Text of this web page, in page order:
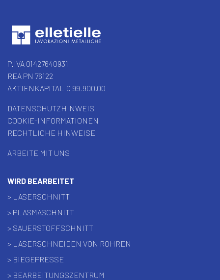
P.IVA 01427640931
REA PN 76122
AKTIENKAPITAL € 99.900,00
DATENSCHUTZHINWEIS
COOKIE-INFORMATIONEN
RECHTLICHE HINWEISE
ARBEITE MIT UNS
WIRD BEARBEITET
> LASERSCHNITT
> PLASMASCHNITT
> SAUERSTOFFSCHNITT
> LASERSCHNEIDEN VON ROHREN
> BIEGEPRESSE
> BEARBEITUNGSZENTRUM